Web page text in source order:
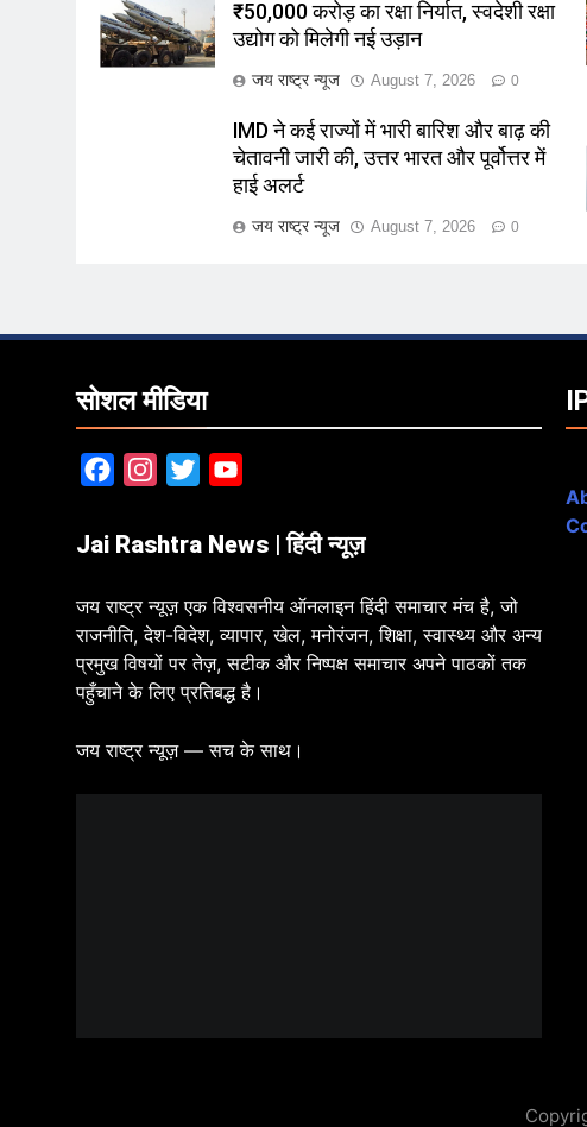
₹50,000 करोड़ का रक्षा निर्यात, स्वदेशी रक्षा
उद्योग को मिलेगी नई उड़ान
जय राष्ट्र न्यूज August 7, 2026 0
IMD ने कई राज्यों में भारी बारिश और बाढ़ की
चेतावनी जारी की, उत्तर भारत और पूर्वोत्तर में
हाई अलर्ट
जय राष्ट्र न्यूज August 7, 2026 0
सोशल मीडिया
FacebookInstagram
Twitter
Jai Rashtra News | हिंदी न्यूज़
जय राष्ट्र न्यूज़ एक विश्वसनीय ऑनलाइन हिंदी समाचार मंच है, जो
राजनीति, देश-विदेश, व्यापार, खेल, मनोरंजन, शिक्षा, स्वास्थ्य और अन्य
प्रमुख विषयों पर तेज़, सटीक और निष्पक्ष समाचार अपने पाठकों तक
पहुँचाने के लिए प्रतिबद्ध है।
जय राष्ट्र न्यूज़ — सच के साथ।